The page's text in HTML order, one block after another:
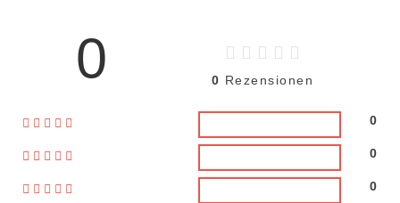
0 0 Rezensionen
0
0
0